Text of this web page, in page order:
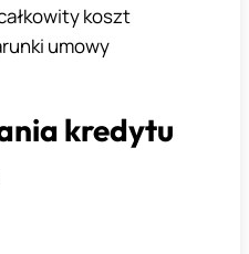
koszt
umowy
kredytu